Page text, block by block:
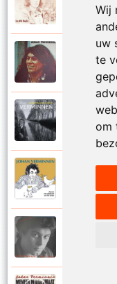
Wij
uw
te
om
Marionet
Johan
Johan
Mayday
Meer dan
Johan